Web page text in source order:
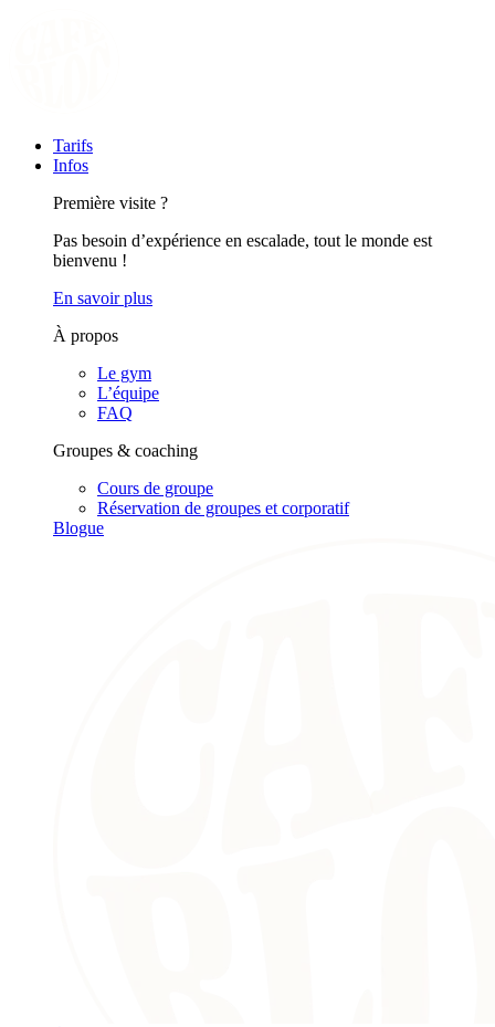
Tarifs
Infos
Première visite ?
Pas besoin d’expérience en escalade, tout le monde est
bienvenu !
En savoir plus
À propos
Le gym
L’équipe
FAQ
Groupes & coaching
Cours de groupe
Réservation de groupes et corporatif
Blogue